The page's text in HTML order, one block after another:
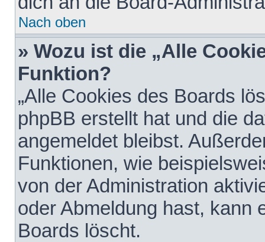
Nach oben
» Wozu ist die „Alle
Funktion?
„Alle Cookies des Boards
phpBB erstellt hat und die
angemeldet bleibst.
Funktionen, wie
von der Administration
oder Abmeldung hast, kann
Boards löscht.